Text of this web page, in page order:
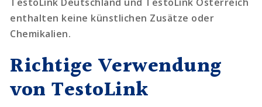
enthalten keine künstlichen Zusätze oder
Chemikalien.
Richtige Verwendung
von TestoLink